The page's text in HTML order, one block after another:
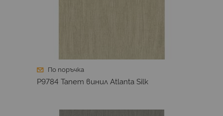
По поръчка
P9784 Тапет винил Atlanta Silk